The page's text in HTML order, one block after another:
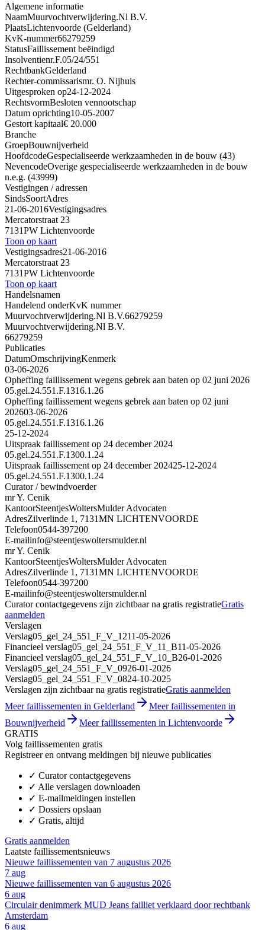
Algemene informatie
NaamMuurvochtverwijdering.Nl B.V.
PlaatsLichtenvoorde (Gelderland)
KvK-nummer66279259
StatusFaillissement beëindigd
Insolventienr.F.05/24/551
RechtbankGelderland
Rechter-commissarismr. O. Nijhuis
Uitgesproken op24-12-2024
RechtsvormBesloten vennootschap
Datum oprichting10-05-2007
Gestort kapitaal€ 20.000
Branche
GroepBouwnijverheid
HoofdcodeGespecialiseerde werkzaamheden in de bouw (43)
NevencodeOverige gespecialiseerde werkzaamheden in de bouw
n.e.g. (43999)
Vestigingen / adressen
SindsSoortAdres
21-06-2016Vestigingsadres
Mercatorstraat 23
7131PW Lichtenvoorde
Toon op kaart
Vestigingsadres21-06-2016
Mercatorstraat 23
7131PW Lichtenvoorde
Toon op kaart
Handelsnamen
Handelend onderKvK nummer
Muurvochtverwijdering.Nl B.V.66279259
Muurvochtverwijdering.Nl B.V.
66279259
Publicaties
DatumOmschrijvingKenmerk
03-06-2026
Opheffing faillissement wegens gebrek aan baten op 02 juni 2026
05.gel.24.551.F.1316.1.26
Opheffing faillissement wegens gebrek aan baten op 02 juni
202603-06-2026
05.gel.24.551.F.1316.1.26
25-12-2024
Uitspraak faillissement op 24 december 2024
05.gel.24.551.F.1300.1.24
Uitspraak faillissement op 24 december 202425-12-2024
05.gel.24.551.F.1300.1.24
Curator / bewindvoerder
mr Y. Cenik
KantoorSteentjesWoltersMulder Advocaten
AdresZilverlinde 1, 7131MN LICHTENVOORDE
Telefoon0544-397200
E-mailinfo@steentjeswoltersmulder.nl
mr Y. Cenik
KantoorSteentjesWoltersMulder Advocaten
AdresZilverlinde 1, 7131MN LICHTENVOORDE
Telefoon0544-397200
E-mailinfo@steentjeswoltersmulder.nl
Curator contactgegevens zijn zichtbaar na gratis registratieGratis
aanmelden
Verslagen
Verslag05_gel_24_551_F_V_1211-05-2026
Financieel verslag05_gel_24_551_F_V_11_B11-05-2026
Financieel verslag05_gel_24_551_F_V_10_B26-01-2026
Verslag05_gel_24_551_F_V_0926-01-2026
Verslag05_gel_24_551_F_V_0824-10-2025
Verslagen zijn zichtbaar na gratis registratieGratis aanmelden
Meer faillissementen in Gelderland
Meer faillissementen in
Bouwnijverheid
Meer faillissementen in Lichtenvoorde
GRATIS
Volg faillissementen gratis
Registreer en ontvang meldingen bij nieuwe publicaties
✓ Curator contactgegevens
✓ Alle verslagen downloaden
✓ E-mailmeldingen instellen
✓ Dossiers opslaan
✓ Gratis, altijd
Gratis aanmelden
Laatste faillissementsnieuws
Nieuwe faillissementen van 7 augustus 2026
7 aug
Nieuwe faillissementen van 6 augustus 2026
6 aug
Circulair denimmerk MUD Jeans failliet verklaard door rechtbank
Amsterdam
6 aug